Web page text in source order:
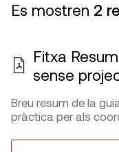
Es mostren 2
Fitxa
sense
Breu resum de la
pràctica per als